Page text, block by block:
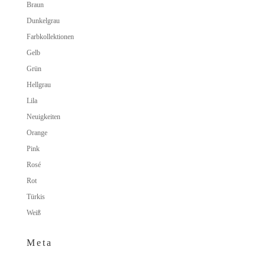
Braun
Dunkelgrau
Farbkollektionen
Gelb
Grün
Hellgrau
Lila
Neuigkeiten
Orange
Pink
Rosé
Rot
Türkis
Weiß
Meta